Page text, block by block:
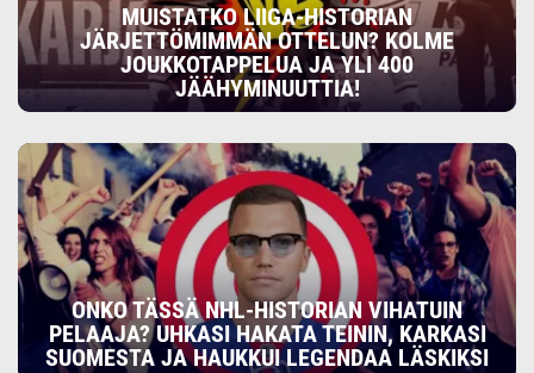
MUISTATKO LIIGA-HISTORIAN
JÄRJETTÖMIMMÄN OTTELUN? KOLME
JOUKKOTAPPELUA JA YLI 400
JÄÄHYMINUUTTIA!
ONKO TÄSSÄ NHL-HISTORIAN VIHATUIN
PELAAJA? UHKASI HAKATA TEININ, KARKASI
SUOMESTA JA HAUKKUI LEGENDAA LÄSKIKSI